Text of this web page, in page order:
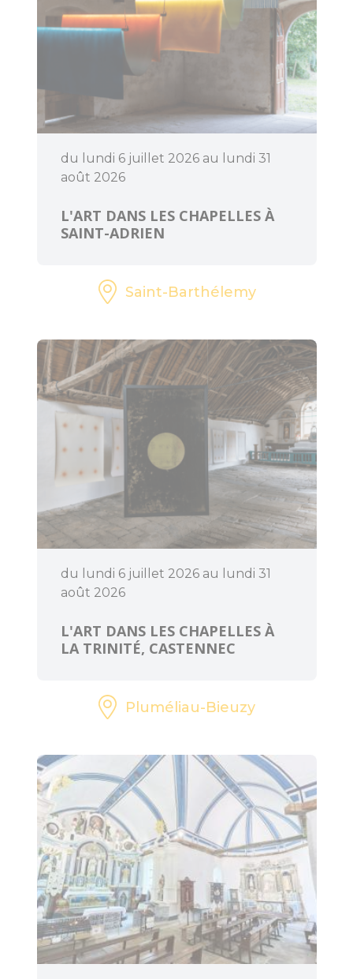
Bouger Déguster
du lundi 6 juillet 2026 au lundi 31
août 2026
L'ART DANS LES CHAPELLES À
SAINT-ADRIEN
Saint-Barthélemy
du lundi 6 juillet 2026 au lundi 31
août 2026
L'ART DANS LES CHAPELLES À
LA TRINITÉ, CASTENNEC
Pluméliau-Bieuzy